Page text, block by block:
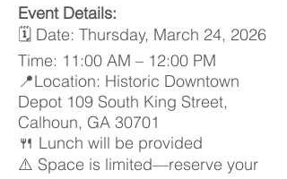
Event Details:
🗓 Date: Thursday, March 24, 2026
Time: 11:00 AM – 12:00 PM​
📍Location: Historic Downtown
Depot 109 South King Street,
Calhoun, GA 30701​
🍴 Lunch will be provided
⚠️ Space is limited—reserve your